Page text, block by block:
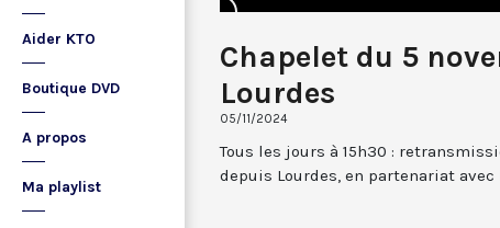
Aider KTO
Boutique DVD
A propos
Ma playlist
Chapelet du 5
Lourdes
05/11/2024
Tous les jours à 15h30 :
depuis Lourdes, en partenariat avec